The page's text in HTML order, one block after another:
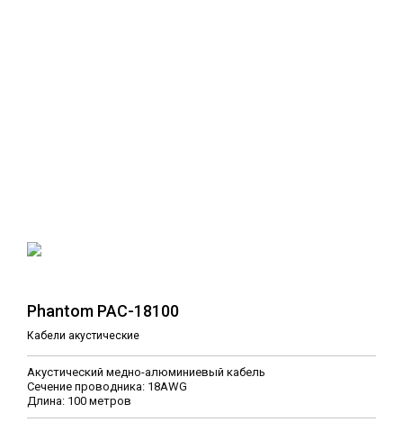
Phantom PAC-18100
Кабели акустические
Акустический медно-алюминиевый кабель
Сечение проводника: 18AWG
Длина: 100 метров